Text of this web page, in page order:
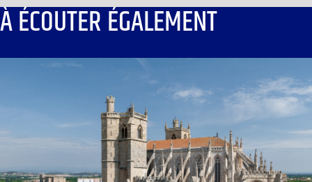
À ÉCOUTER ÉGALEMENT